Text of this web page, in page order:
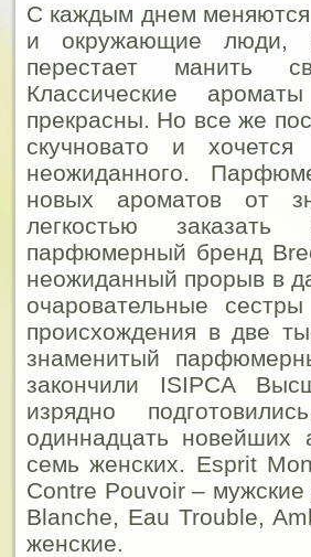
С каждым днем меняются
и окружающие люди,
перестает манить
Классические
прекрасны. Но все же
скучновато и
неожиданного.
новых ароматов от
легкостью
парфюмерный бренд
неожиданный прорыв в
очаровательные
происхождения в две
знаменитый
закончили ISIPCA
изрядно
одиннадцать
семь женских. Esprit
Contre Pouvoir –
Blanche, Eau Trouble,
женские.